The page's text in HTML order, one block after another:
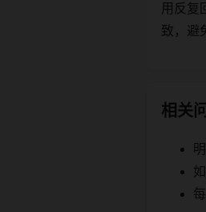
用反复
致，避
相关